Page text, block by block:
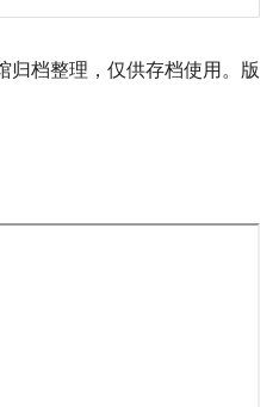
归档整理，仅供存档使用。版